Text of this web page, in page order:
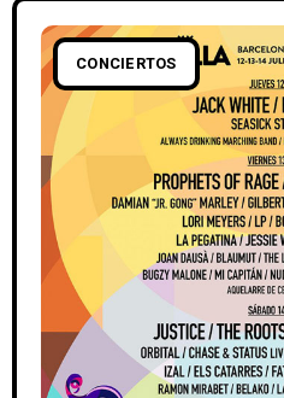
CONCIERTOS